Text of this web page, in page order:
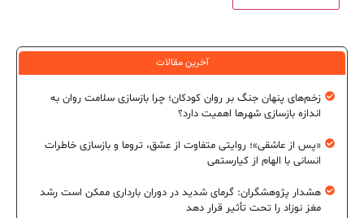
آخرین مقالات
زخم‌های پنهان جنگ بر روان کودکان؛ چرا بازسازی سلامت روان به
اندازه بازسازی شهرها اهمیت دارد؟
«پس از عاشقی»؛ روایتی متفاوت از عشق، تروما و بازسازی خاطرات
انسانی با الهام از کیارستمی
هشدار پژوهشگران: گرمای شدید در دوران بارداری ممکن است رشد
مغز نوزاد را تحت تأثیر قرار دهد